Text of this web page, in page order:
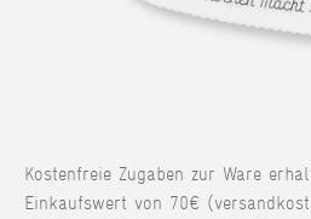
Kostenfreie Zugaben zur Ware
Einkaufswert von 70€